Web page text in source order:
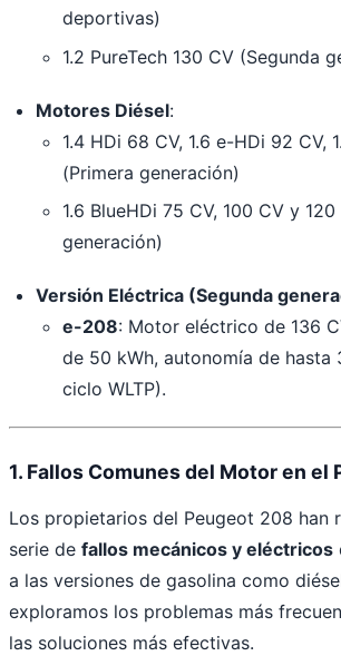
deportivas)
1.2 PureTech 130 CV (Segunda
Motores Diésel:
1.4 HDi 68 CV, 1.6 e-HDi 92 CV,
(Primera generación)
1.6 BlueHDi 75 CV, 100 CV y
generación)
Versión Eléctrica (Segunda
e-208: Motor eléctrico de 136
de 50 kWh, autonomía de hasta
ciclo WLTP).
1. Fallos Comunes del Motor en el
Los propietarios del Peugeot 208 han
serie de fallos mecánicos y eléctricos
a las versiones de gasolina como
exploramos los problemas más
las soluciones más efectivas.